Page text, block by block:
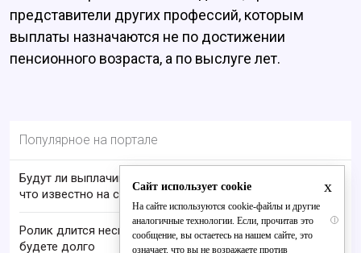
представители других профессий, которым
выплаты назначаются не по достижении
пенсионного возраста, а по выслуге лет.
Популярное на портале
Будут ли выплачивать 13-ю пенсию в 2026 году:
что известно на сегодня
i
Ролик длится несколько секунд, а смеяться вы
будете долго
x
Сайт использует cookie
На сайте используются cookie-файлы и другие
аналогичные технологии. Если, прочитав это
сообщение, вы остаетесь на нашем сайте, это
означает, что вы не возражаете против